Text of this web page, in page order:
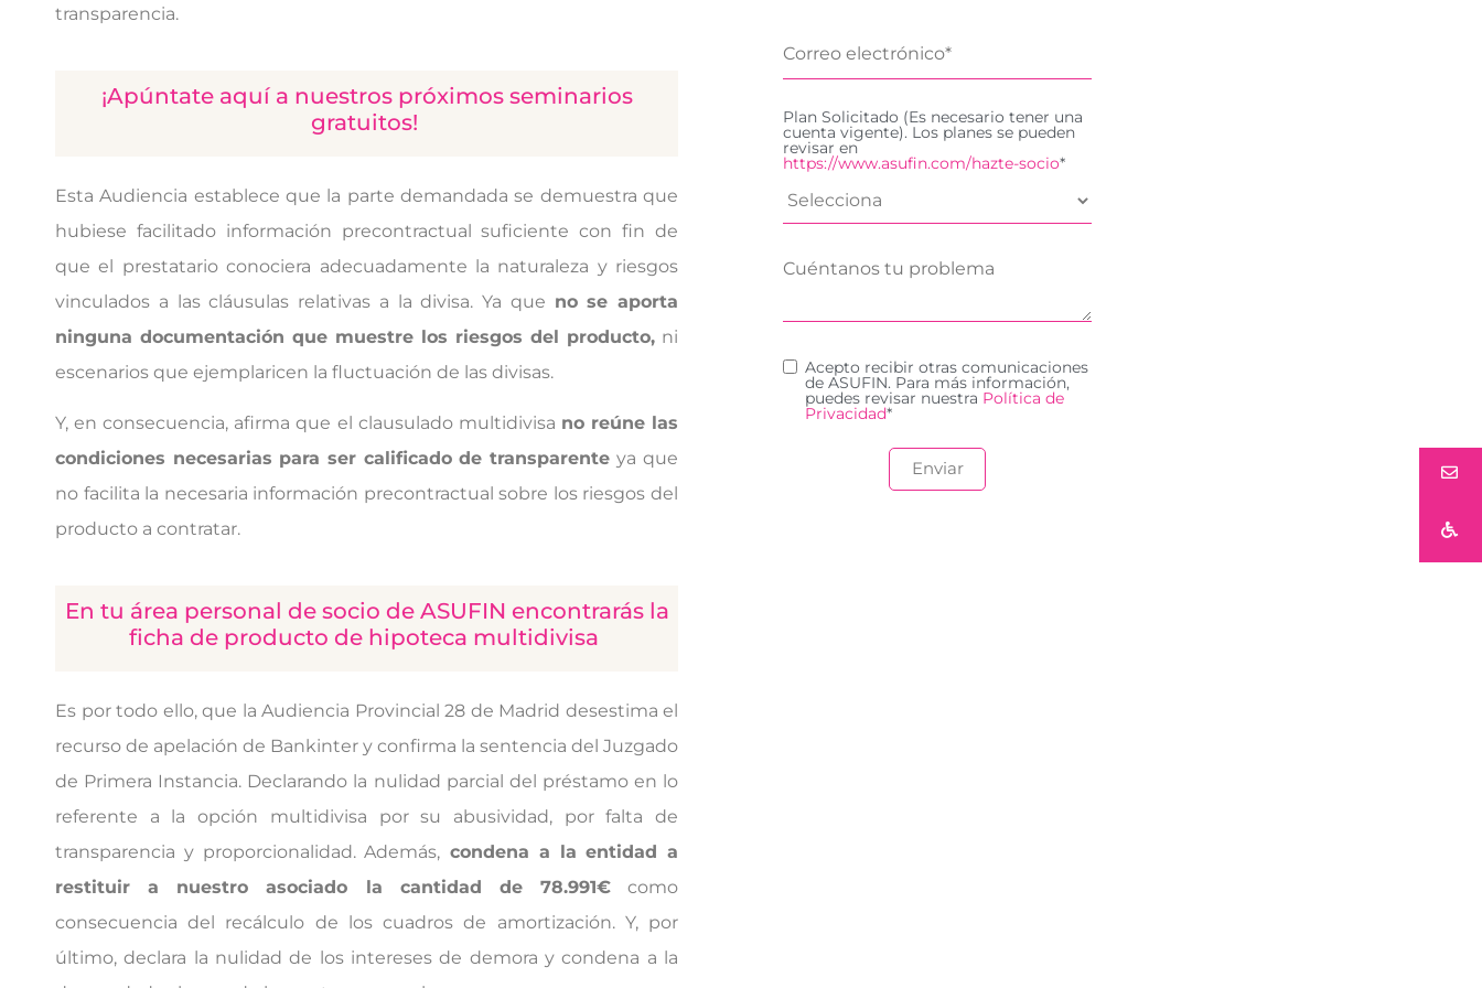
transparencia.
¡Apúntate aquí a nuestros próximos seminarios
gratuitos!
Esta Audiencia establece que la parte demandada se demuestra que
hubiese facilitado información precontractual suficiente con fin de
que el prestatario conociera adecuadamente la naturaleza y riesgos
vinculados a las cláusulas relativas a la divisa. Ya que no se aporta
ninguna documentación que muestre los riesgos del producto, ni
escenarios que ejemplaricen la fluctuación de las divisas.
Y, en consecuencia, afirma que el clausulado multidivisa no reúne las
condiciones necesarias para ser calificado de transparenteya que
no facilita la necesaria información precontractual sobre los riesgos del
producto a contratar.
En tu área personal de socio de ASUFIN encontrarás la
ficha de producto de hipoteca multidivisa
Es por todo ello, que la Audiencia Provincial 28 de Madrid desestima el
recurso de apelación de Bankinter y confirma la sentencia del Juzgado
de Primera Instancia. Declarando la nulidad parcial del préstamo en lo
referente a la opción multidivisa por su abusividad, por falta de
transparencia y proporcionalidad. Además, condena a la entidad a
restituir a nuestro asociado la cantidad de 78.991€como
consecuencia del recálculo de los cuadros de amortización. Y, por
último, declara la nulidad de los intereses de demora y condena a la
Plan Solicitado (Es necesario tener una
cuenta vigente). Los planes se pueden
revisar en
https://www.asufin.com/hazte-socio*
Acepto recibir otras comunicaciones
de ASUFIN. Para más información,
puedes revisar nuestra Política de
Privacidad*